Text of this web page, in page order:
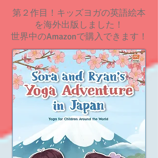
​第２作目！キッズヨガの英語絵本
を海外出版しました！
​世界中のAmazonで購入できます！